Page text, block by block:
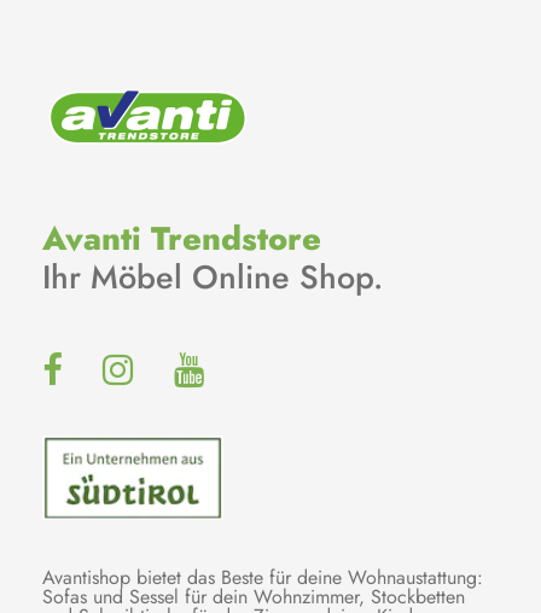
Avanti Trendstore
Ihr Möbel Online Shop.
Avantishop bietet das Beste für deine Wohnaustattung:
Sofas und Sessel für dein Wohnzimmer, Stockbetten